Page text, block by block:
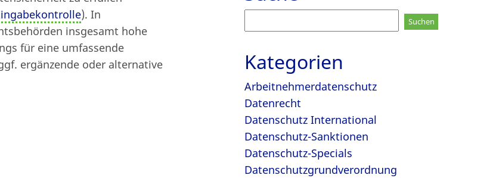
drucken
). In
insgesamt hohe
für eine umfassende
ergänzende oder alternative
nach:
Kategorien
Arbeitnehmerdatenschutz
Datenrecht
Datenschutz International
Datenschutz-Sanktionen
Datenschutz-Specials
Datenschutzgrundverordnung